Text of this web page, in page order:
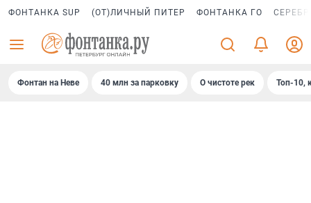
ФОНТАНКА SUP (ОТ)ЛИЧНЫЙ ПИТЕР ФОНТАНКА ГО
Фонтан на Неве 40 млн за парковку О чистоте рек Топ-10,